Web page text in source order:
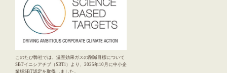
このたび弊社では、温室効果ガスの削減目標について
SBTイニシアチブ（SBTi）より、2025年10月に中小企
業版SBT認定を取得しました。